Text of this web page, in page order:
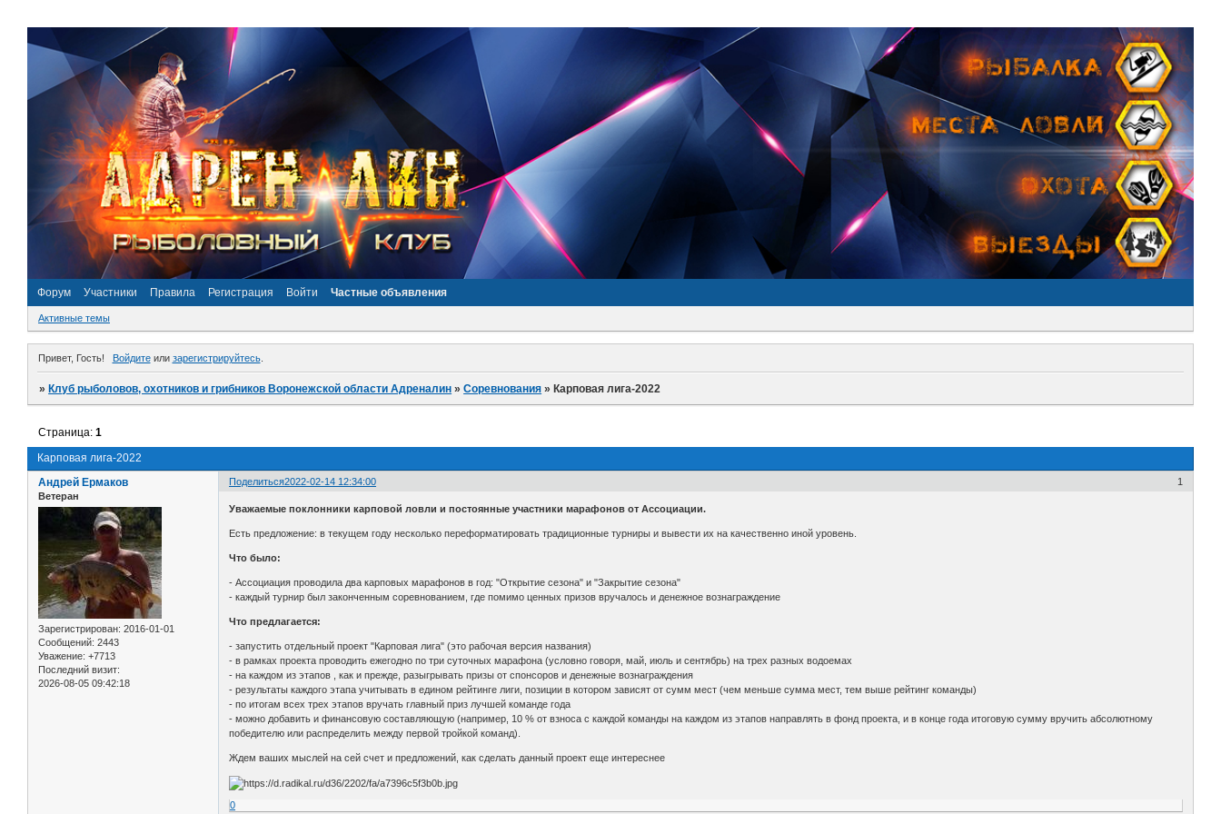
Форум Участники Правила Регистрация Войти Частные объявления
Активные темы
Привет, Гость! Войдитеили зарегистрируйтесь.
» Клуб рыболовов, охотников и грибников Воронежской области Адреналин »Соревнования » Карповая лига-2022
Карповая лига-2022
Страница:1
Поделиться 1
2022-02-14 12:34:00
Андрей Ермаков
Ветеран
Зарегистрирован: 2016-01-01
Сообщений: 2443
Уважение: +7713
Последний визит:
2026-08-05 09:42:18
Уважаемые поклонники карповой ловли и постоянные участники марафонов от Ассоциации.
Есть предложение: в текущем году несколько переформатировать традиционные турниры и вывести их на качественно иной уровень.
Что было:
- Ассоциация проводила два карповых марафонов в год: "Открытие сезона" и "Закрытие сезона"
- каждый турнир был законченным соревнованием, где помимо ценных призов вручалось и денежное вознаграждение
Что предлагается:
- запустить отдельный проект "Карповая лига" (это рабочая версия названия)
- в рамках проекта проводить ежегодно по три суточных марафона (условно говоря, май, июль и сентябрь) на трех разных водоемах
- на каждом из этапов , как и прежде, разыгрывать призы от спонсоров и денежные вознаграждения
- результаты каждого этапа учитывать в едином рейтинге лиги, позиции в котором зависят от сумм мест (чем меньше сумма мест, тем выше рейтинг команды)
- по итогам всех трех этапов вручать главный приз лучшей команде года
- можно добавить и финансовую составляющую (например, 10 % от взноса с каждой команды на каждом из этапов направлять в фонд проекта, и в конце года итоговую сумму вручить абсолютному
победителю или распределить между первой тройкой команд).
Ждем ваших мыслей на сей счет и предложений, как сделать данный проект еще интереснее
0